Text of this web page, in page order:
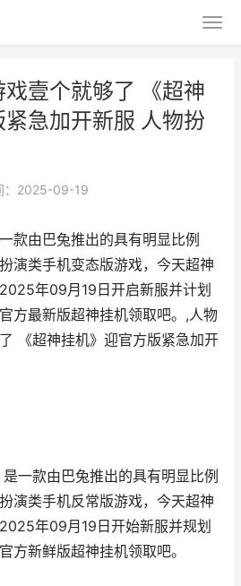
壹个就够了 《超神
急加开新服 人物扮
：2025-09-19
款由巴兔推出的具有明显比例
演类手机变态版游戏，今天超神
年09月19日开启新服并计划
方最新版超神挂机领取吧。,人物
《超神挂机》迎官方版紧急加开
一款由巴兔推出的具有明显比例
演类手机反常版游戏，今天超神
年09月19日开始新服并规划
方新鲜版超神挂机领取吧。